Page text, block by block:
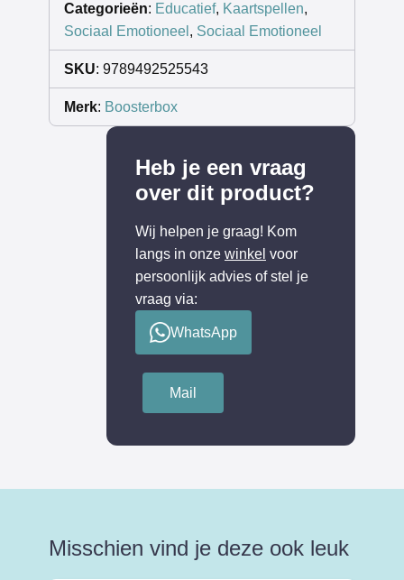
Categorieën: Educatief, Kaartspellen,
Sociaal Emotioneel , Sociaal Emotioneel
SKU: 9789492525543
Merk: Boosterbox
Heb je een vraag
over dit product?
Wij helpen je graag! Kom
langs in onze winkel voor
persoonlijk advies of stel je
vraag via:
WhatsApp
Mail
Misschien vind je deze ook leuk